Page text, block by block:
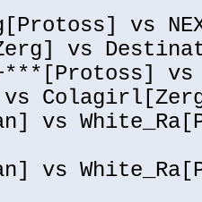
vs
vs
vs
vs
vs
vs